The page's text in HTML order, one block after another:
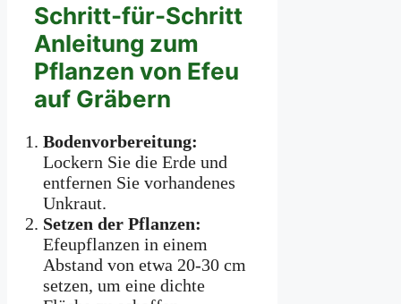
Schritt-für-Schritt
Anleitung zum
Pflanzen von Efeu
auf Gräbern
Bodenvorbereitung:
Lockern Sie die Erde und
entfernen Sie vorhandenes
Unkraut.
Setzen der Pflanzen:
Efeupflanzen in einem
Abstand von etwa 20-30 cm
setzen, um eine dichte